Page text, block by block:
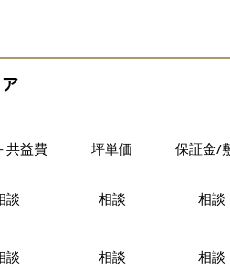
共益費 坪単価 保証金/
談 相談 相談
談 相談 相談